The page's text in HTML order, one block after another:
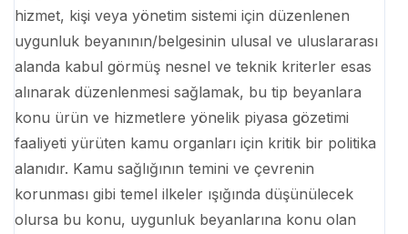
hizmet, kişi veya yönetim sistemi için düzenlenen
uygunluk beyanının/belgesinin ulusal ve uluslararası
alanda kabul görmüş nesnel ve teknik kriterler esas
alınarak düzenlenmesi sağlamak, bu tip beyanlara
konu ürün ve hizmetlere yönelik piyasa gözetimi
faaliyeti yürüten kamu organları için kritik bir politika
alanıdır. Kamu sağlığının temini ve çevrenin
korunması gibi temel ilkeler ışığında düşünülecek
olursa bu konu, uygunluk beyanlarına konu olan